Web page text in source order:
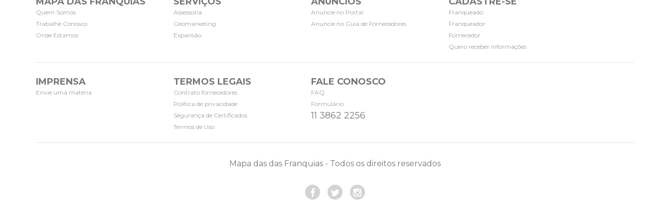
Quem Somos
Trabalhe Conosco
Onde Estamos
Assessoria
Geomarketing
Expansão
Anuncie no Portal
Anuncie no Guia de Fornecedores
Franqueado
Franqueador
Fornecedor
Quero receber informações
IMPRENSA
Envie uma matéria
TERMOS LEGAIS
Contrato fornecedores
Política de privacidade
Segurança de Certificados
Termos de Uso
FALE CONOSCO
FAQ
Formulário
11 3862 2256
Mapa das das Franquias - Todos os direitos reservados